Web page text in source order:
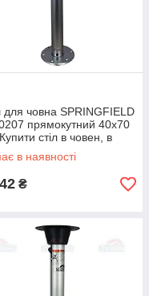
для човна SPRINGFIELD
прямокутний 40х70
стіл в човен, в
в наявності
₴